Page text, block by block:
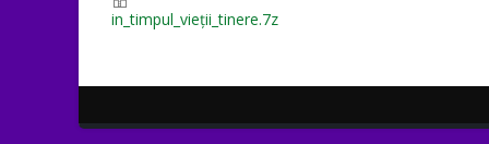
in_timpul_vieții_tinere.7z